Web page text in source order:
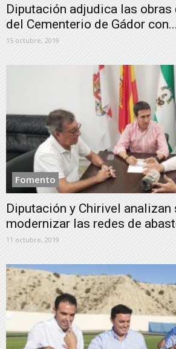
Diputación adjudica las
del Cementerio de Gádor con...
15 octubre, 2019
Fomento
Diputación y Chirivel analizan
modernizar las redes de
11 octubre, 2019